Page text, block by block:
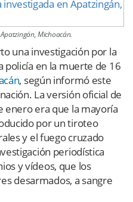
×
Michoacán.
una investigación por la
policía en la muerte de 16
, según informó este
La versión oficial de
enero era que la mayoría
por un tiroteo
y el fuego cruzado
periodística
y vídeos, que los
desarmados, a sangre